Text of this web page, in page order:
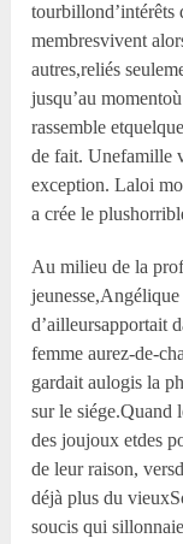
tourbillond’intérêts
membresvivent
autres,reliés
jusqu’au
rassemble
de fait. Unefamille
exception. Laloi
a crée le
Au milieu de la
d’ailleursapportait
femme aurez-de-
gardait aulogis la
sur le siége.Quand
des joujoux etdes
de leur raison,
déjà plus du
soucis qui